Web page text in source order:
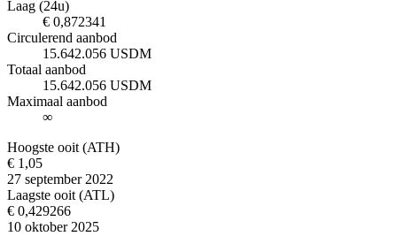
Laag (24u)
€ 0,872341
Circulerend aanbod
15.642.056 USDM
Totaal aanbod
15.642.056 USDM
Maximaal aanbod
∞
Hoogste ooit (ATH)
€ 1,05
27 september 2022
Laagste ooit (ATL)
€ 0,429266
10 oktober 2025